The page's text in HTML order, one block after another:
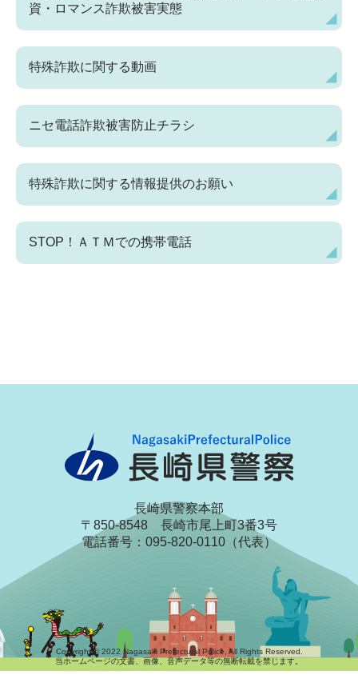
資・ロマンス詐欺被害実態
特殊詐欺に関する動画
ニセ電話詐欺被害防止チラシ
特殊詐欺に関する情報提供のお願い
STOP！ＡＴＭでの携帯電話
長崎県警察本部
〒850-8548 長崎市尾上町3番3号
電話番号：095-820-0110（代表）
Copyright © 2022 Nagasaki Prefectural Police, All Rights Reserved.
当ホームページの文書、画像、音声データ等の無断転載を禁じます。